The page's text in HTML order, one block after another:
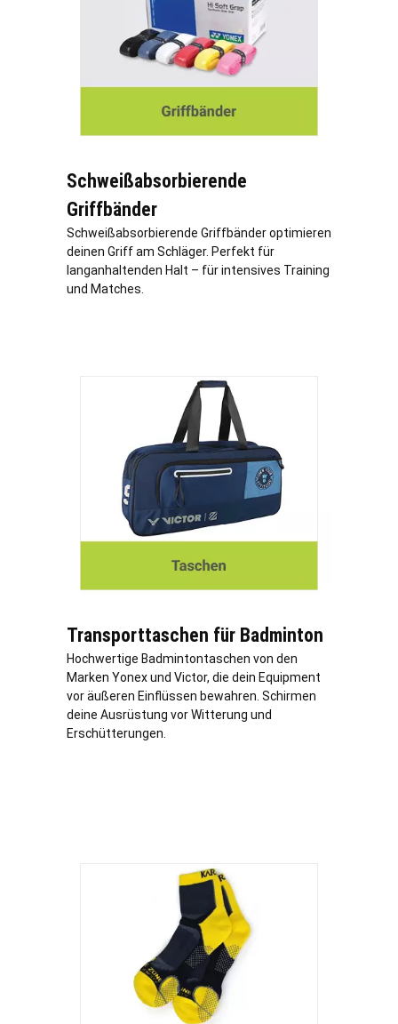
Schweißabsorbierende
Griffbänder
Schweißabsorbierende Griffbänder optimieren
deinen Griff am Schläger. Perfekt für
langanhaltenden Halt – für intensives Training
und Matches.
Transporttaschen für Badminton
Hochwertige Badmintontaschen von den
Marken Yonex und Victor, die dein Equipment
vor äußeren Einflüssen bewahren. Schirmen
deine Ausrüstung vor Witterung und
Erschütterungen.